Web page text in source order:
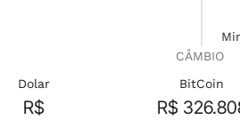
CÂMBIO
Dolar
R$
BitCoin
R$